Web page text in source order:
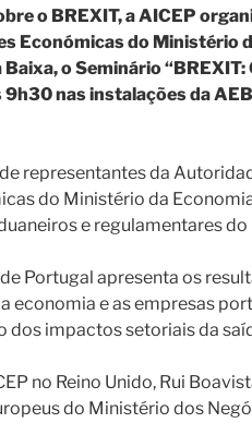
o BREXIT, a AICEP
Económicas do Ministério
o Seminário
9h30 nas instalações da
representantes da
do Ministério da
e regulamentares do
Portugal apresenta os
economia e as empresas
impactos setoriais da
no Reino Unido, Rui
do Ministério dos